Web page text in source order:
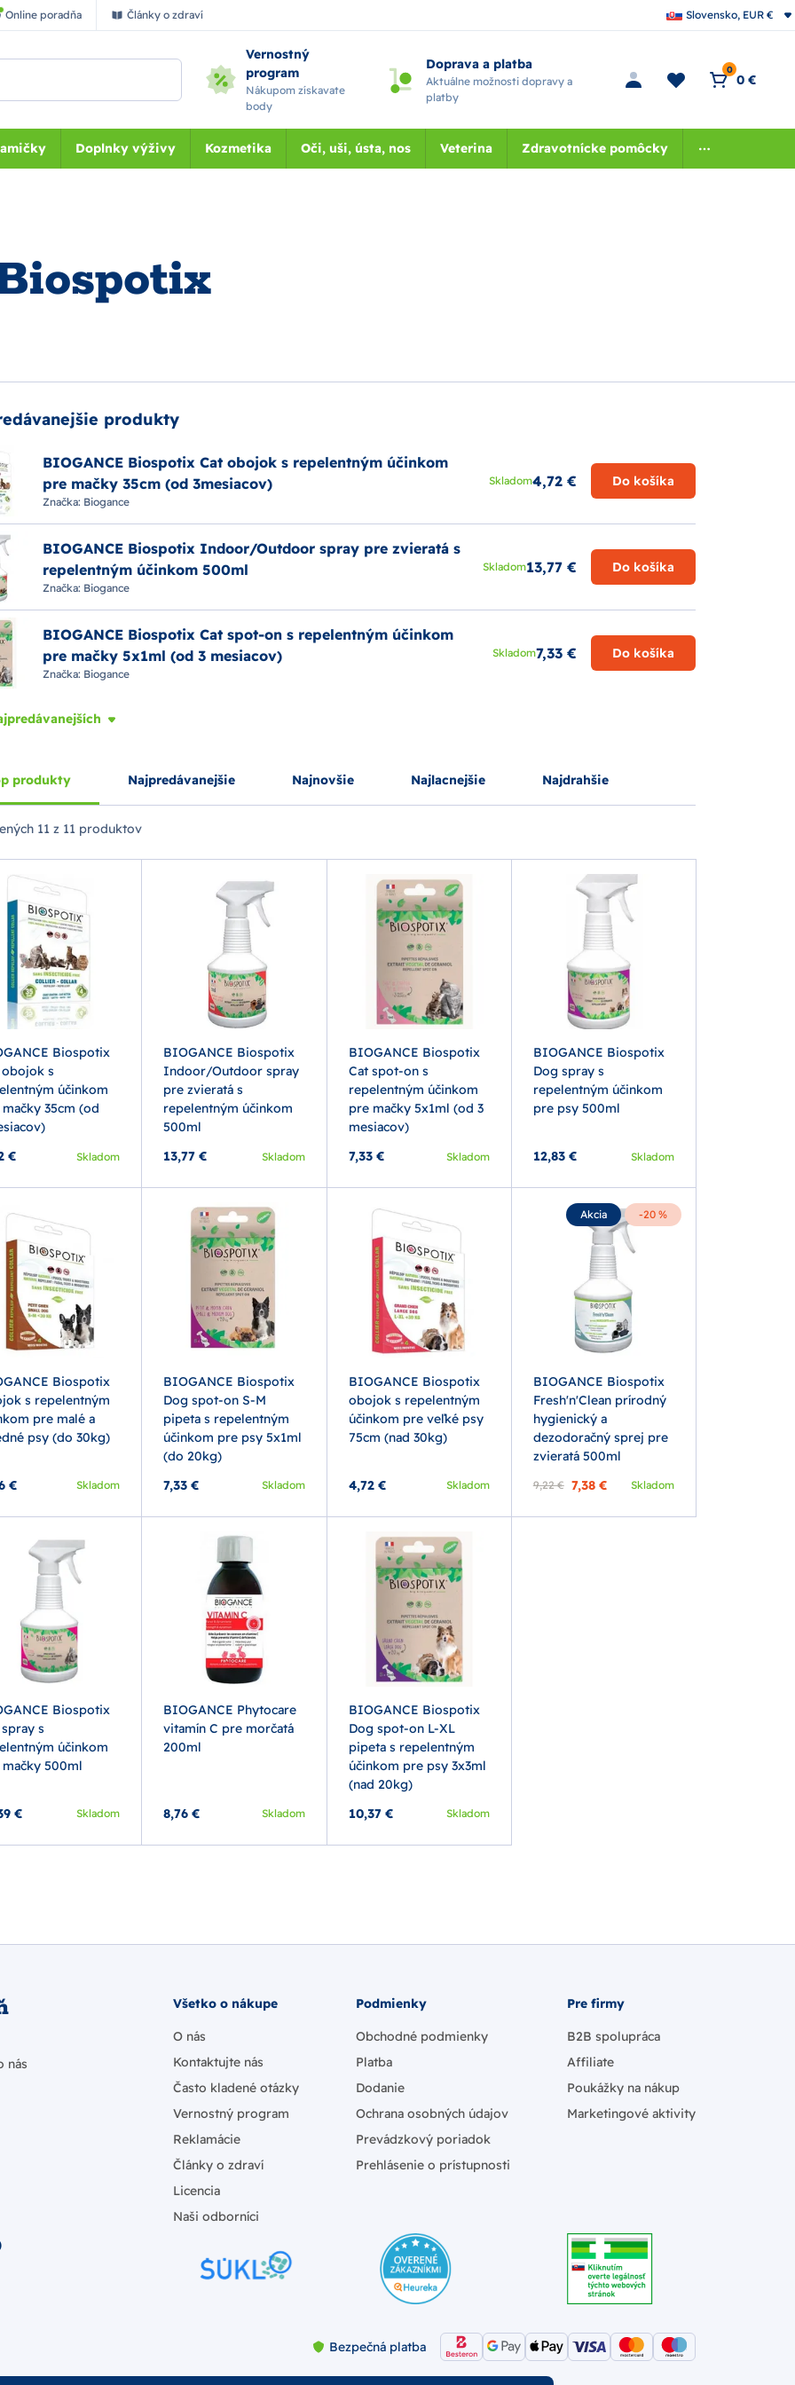
Online poradňa Články o zdraví Slovensko, EUR €
Vernostný
program
Nákupom získavate
body
Doprava a platba
Aktuálne možnosti dopravy a
platby
0
0 €
Doplnky výživy Kozmetika Oči, uši, ústa, nos Veterina Zdravotnícke pomôcky
produkty
BIOGANCE Biospotix Cat obojok s repelentným účinkom
pre mačky 35cm (od 3mesiacov)
Značka: Biogance
Skladom4,72 € Do košíka
BIOGANCE Biospotix Indoor/Outdoor spray pre zvieratá s
repelentným účinkom 500ml
Značka: Biogance
Skladom13,77 € Do košíka
BIOGANCE Biospotix Cat spot-on s repelentným účinkom
pre mačky 5x1ml (od 3 mesiacov)
Značka: Biogance
Skladom7,33 € Do košíka
produkty Najpredávanejšie Najnovšie Najlacnejšie Najdrahšie
11 z 11 produktov
Biospotix
obojok s
účinkom
35cm (od
€
Skladom
BIOGANCE Biospotix
Indoor/Outdoor spray
pre zvieratá s
repelentným účinkom
500ml
13,77 €
Skladom
BIOGANCE Biospotix
Cat spot-on s
repelentným účinkom
pre mačky 5x1ml (od 3
mesiacov)
7,33 €
Skladom
BIOGANCE Biospotix
Dog spray s
repelentným účinkom
pre psy 500ml
12,83 € Skladom
Biospotix
s repelentným
pre malé a
psy (do 30kg)
€ Skladom
BIOGANCE Biospotix
Dog spot-on S-M
pipeta s repelentným
účinkom pre psy 5x1ml
(do 20kg)
7,33 €
Skladom
BIOGANCE Biospotix
obojok s repelentným
účinkom pre veľké psy
75cm (nad 30kg)
4,72 € Skladom
Akcia -20 %
BIOGANCE Biospotix
Fresh'n'Clean prírodný
hygienický a
dezodoračný sprej pre
zvieratá 500ml
9,22 € 7,38 € Skladom
Biospotix
s
účinkom
500ml
€ Skladom
BIOGANCE Phytocare
vitamín C pre morčatá
200ml
8,76 € Skladom
BIOGANCE Biospotix
Dog spot-on L-XL
pipeta s repelentným
účinkom pre psy 3x3ml
(nad 20kg)
10,37 €
Skladom
nás
Všetko o nákupe
O nás
Kontaktujte nás
Často kladené otázky
Vernostný program
Reklamácie
Články o zdraví
Licencia
Naši odborníci
Podmienky
Obchodné podmienky
Platba
Dodanie
Ochrana osobných údajov
Prevádzkový poriadok
Prehlásenie o prístupnosti
Pre firmy
B2B spolupráca
Affiliate
Poukážky na nákup
Marketingové aktivity
Bezpečná platba